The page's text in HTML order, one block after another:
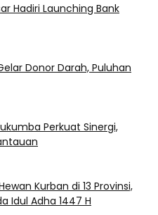
Hadiri Launching Bank
Donor Darah, Puluhan
Perkuat Sinergi,
Kurban di 13 Provinsi,
Idul Adha 1447 H